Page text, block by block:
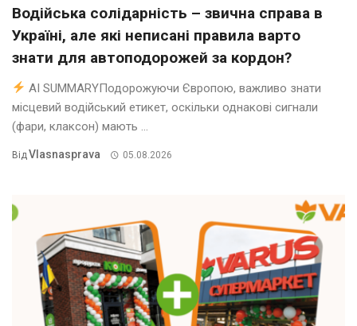
Водійська солідарність – звична справа в
Україні, але які неписані правила варто
знати для автоподорожей за кордон?
AI SUMMARYПодорожуючи Європою, важливо знати
місцевий водійський етикет, оскільки однакові сигнали
(фари, клаксон) мають ...
Від Vlasnasprava 05.08.2026